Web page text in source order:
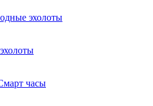
эхолоты
часы